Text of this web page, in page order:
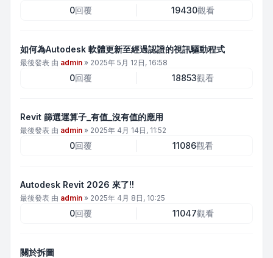
0回覆 19430觀看
如何為Autodesk 軟體更新至經過認證的視訊驅動程式
最後發表 由 admin » 2025年 5月 12日, 16:58
0回覆 18853觀看
Revit 篩選運算子_有值_沒有值的應用
最後發表 由 admin » 2025年 4月 14日, 11:52
0回覆 11086觀看
Autodesk Revit 2026 來了!!
最後發表 由 admin » 2025年 4月 8日, 10:25
0回覆 11047觀看
關於拆圖